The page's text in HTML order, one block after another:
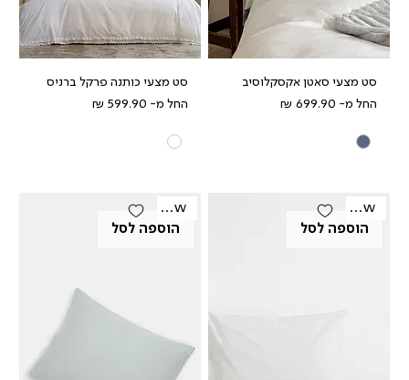
סט מצעי סאטן אקסקלוסיב
החל מ-
מחיר מבצע
סט מצעי כותנה פרקל ברניס
החל מ-
מחיר מבצע
הוספה לסל
New
הוספה לסל
New